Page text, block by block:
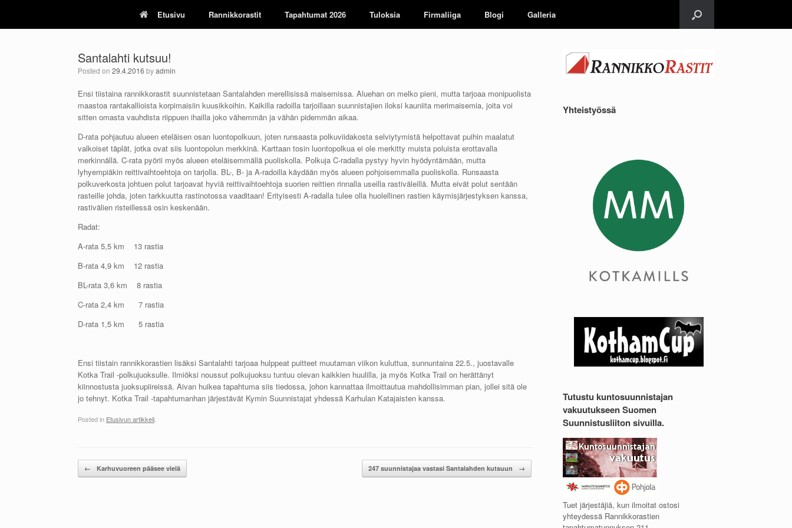
content
Etusivu Rannikkorastit Tapahtumat 2026 Tuloksia Firmaliiga Blogi Galleria
Santalahti kutsuu!
Posted on 29.4.2016 byadmin
Ensi tiistaina rannikkorastit suunnistetaan Santalahden merellisissä maisemissa. Aluehan on melko pieni, mutta tarjoaa monipuolista
maastoa rantakallioista korpimaisiin kuusikkoihin. Kaikilla radoilla tarjoillaan suunnistajien iloksi kauniita merimaisemia, joita voi
sitten omasta vauhdista riippuen ihailla joko vähemmän ja vähän pidemmän aikaa.
D-rata pohjautuu alueen eteläisen osan luontopolkuun, joten runsaasta polkuviidakosta selviytymistä helpottavat puihin maalatut
valkoiset täplät, jotka ovat siis luontopolun merkkinä. Karttaan tosin luontopolkua ei ole merkitty muista poluista erottavalla
merkinnällä. C-rata pyörii myös alueen eteläisemmällä puoliskolla. Polkuja C-radalla pystyy hyvin hyödyntämään, mutta
lyhyempiäkin reittivaihtoehtoja on tarjolla. BL-, B- ja A-radoilla käydään myös alueen pohjoisemmalla puoliskolla. Runsaasta
polkuverkosta johtuen polut tarjoavat hyviä reittivaihtoehtoja suorien reittien rinnalla useilla rastiväleillä. Mutta eivät polut sentään
rasteille johda, joten tarkkuutta rastinotossa vaaditaan! Erityisesti A-radalla tulee olla huolellinen rastien käymisjärjestyksen kanssa,
rastivälien risteillessä osin keskenään.
Radat:
A-rata 5,5 km 13 rastia
B-rata 4,9 km 12 rastia
BL-rata 3,6 km 8 rastia
C-rata 2,4 km 7 rastia
D-rata 1,5 km 5 rastia
Ensi tiistain rannikkorastien lisäksi Santalahti tarjoaa hulppeat puitteet muutaman viikon kuluttua, sunnuntaina 22.5., juostavalle
Kotka Trail -polkujuoksulle. Ilmiöksi noussut polkujuoksu tuntuu olevan kaikkien huulilla, ja myös Kotka Trail on herättänyt
kiinnostusta juoksupiireissä. Aivan huikea tapahtuma siis tiedossa, johon kannattaa ilmoittautua mahdollisimman pian, jollei sitä ole
jo tehnyt. Kotka Trail -tapahtumanhan järjestävät Kymin Suunnistajat yhdessä Karhulan Katajaisten kanssa.
Posted in Etusivun artikkeli
Post navigation
← Karhuvuoreen pääsee vielä 247 suunnistajaa vastasi Santalahden kutsuun →
Yhteistyössä
Tutustu kuntosuunnistajan
vakuutukseen Suomen
Suunnistusliiton sivuilla.
Tuet järjestäjiä, kun ilmoitat ostosi
yhteydessä Rannikkorastien